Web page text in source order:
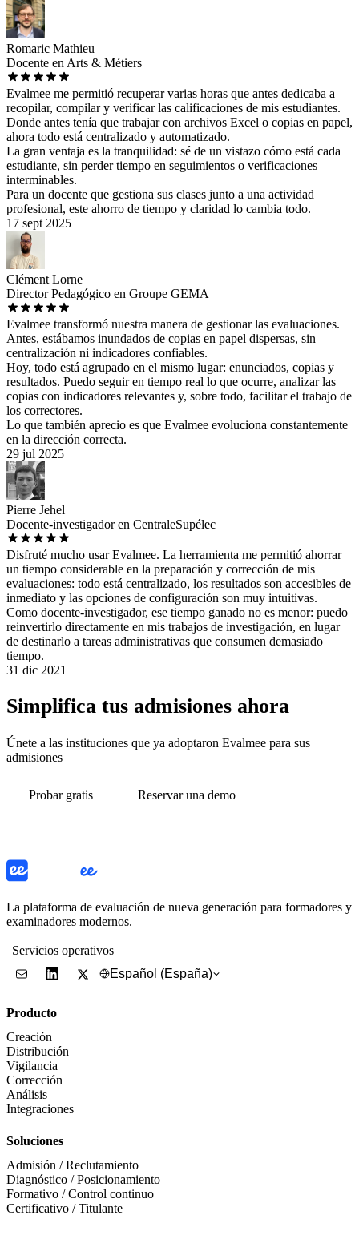
Romaric Mathieu
Docente en Arts & Métiers
Evalmee me permitió recuperar varias horas que antes dedicaba a
recopilar, compilar y verificar las calificaciones de mis estudiantes.
Donde antes tenía que trabajar con archivos Excel o copias en papel,
ahora todo está centralizado y automatizado.
La gran ventaja es la tranquilidad: sé de un vistazo cómo está cada
estudiante, sin perder tiempo en seguimientos o verificaciones
interminables.
Para un docente que gestiona sus clases junto a una actividad
profesional, este ahorro de tiempo y claridad lo cambia todo.
17 sept 2025
Clément Lorne
Director Pedagógico en Groupe GEMA
Evalmee transformó nuestra manera de gestionar las evaluaciones.
Antes, estábamos inundados de copias en papel dispersas, sin
centralización ni indicadores confiables.
Hoy, todo está agrupado en el mismo lugar: enunciados, copias y
resultados. Puedo seguir en tiempo real lo que ocurre, analizar las
copias con indicadores relevantes y, sobre todo, facilitar el trabajo de
los correctores.
Lo que también aprecio es que Evalmee evoluciona constantemente
en la dirección correcta.
29 jul 2025
Pierre Jehel
Docente-investigador en CentraleSupélec
Disfruté mucho usar Evalmee. La herramienta me permitió ahorrar
un tiempo considerable en la preparación y corrección de mis
evaluaciones: todo está centralizado, los resultados son accesibles de
inmediato y las opciones de configuración son muy intuitivas.
Como docente-investigador, ese tiempo ganado no es menor: puedo
reinvertirlo directamente en mis trabajos de investigación, en lugar
de destinarlo a tareas administrativas que consumen demasiado
tiempo.
31 dic 2021
Simplifica tus admisiones ahora
Únete a las instituciones que ya adoptaron Evalmee para sus
admisiones
Probar gratis Reservar una demo
La plataforma de evaluación de nueva generación para formadores y
examinadores modernos.
Servicios operativos
Español (España)
Producto
Creación
Distribución
Vigilancia
Corrección
Análisis
Integraciones
Soluciones
Admisión / Reclutamiento
Diagnóstico / Posicionamiento
Formativo / Control continuo
Certificativo / Titulante